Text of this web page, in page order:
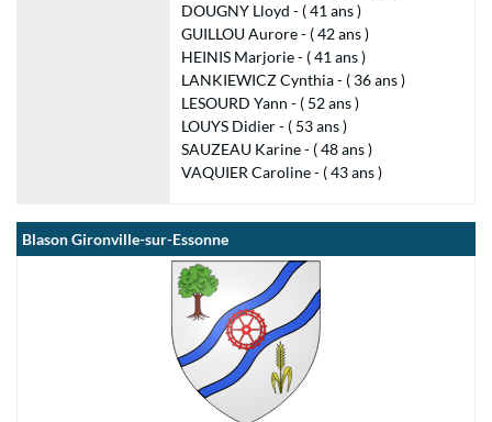
DOUGNY Lloyd - ( 41 ans )
GUILLOU Aurore - ( 42 ans )
HEINIS Marjorie - ( 41 ans )
LANKIEWICZ Cynthia - ( 36 ans )
LESOURD Yann - ( 52 ans )
LOUYS Didier - ( 53 ans )
SAUZEAU Karine - ( 48 ans )
VAQUIER Caroline - ( 43 ans )
Blason Gironville-sur-Essonne